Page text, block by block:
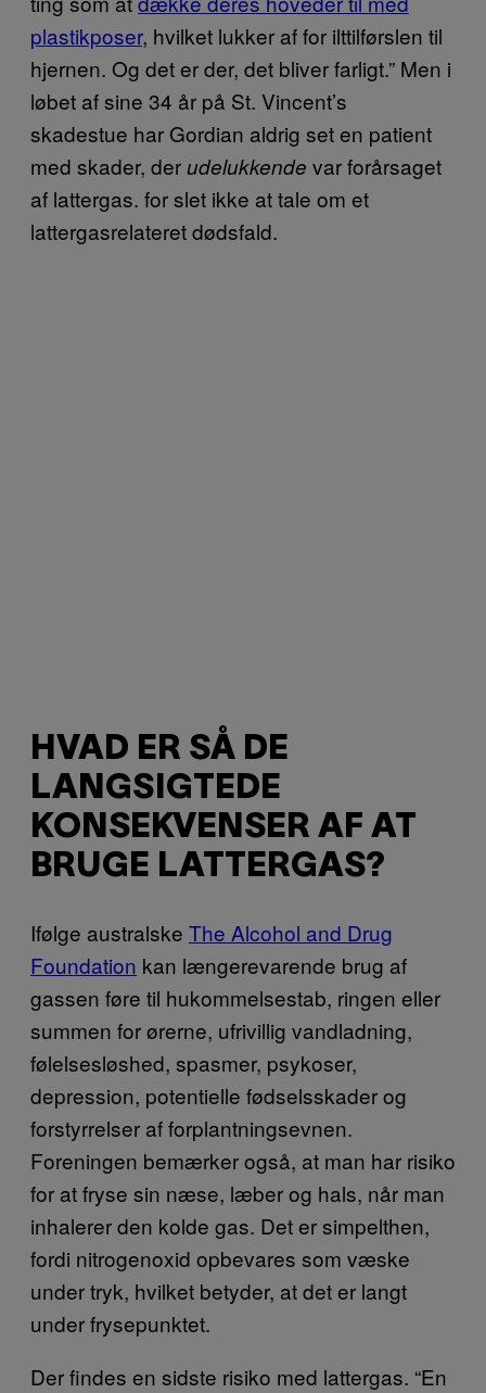
plastikposer, hvilket lukker af for ilttilførslen til
hjernen. Og det er der, det bliver farligt.” Men i
løbet af sine 34 år på St. Vincent’s
skadestue har Gordian aldrig set en patient
med skader, derudelukkende var forårsaget
af lattergas. for slet ikke at tale om et
lattergasrelateret dødsfald.
HVAD ER SÅ DE
LANGSIGTEDE
KONSEKVENSER AF AT
BRUGE LATTERGAS?
Ifølge australske The Alcohol and Drug
Foundation kan længerevarende brug af
gassen føre til hukommelsestab, ringen eller
summen for ørerne, ufrivillig vandladning,
følelsesløshed, spasmer, psykoser,
depression, potentielle fødselsskader og
forstyrrelser af forplantningsevnen.
Foreningen bemærker også, at man har risiko
for at fryse sin næse, læber og hals, når man
inhalerer den kolde gas. Det er simpelthen,
fordi nitrogenoxid opbevares som væske
under tryk, hvilket betyder, at det er langt
under frysepunktet.
Der findes en sidste risiko med lattergas. “En